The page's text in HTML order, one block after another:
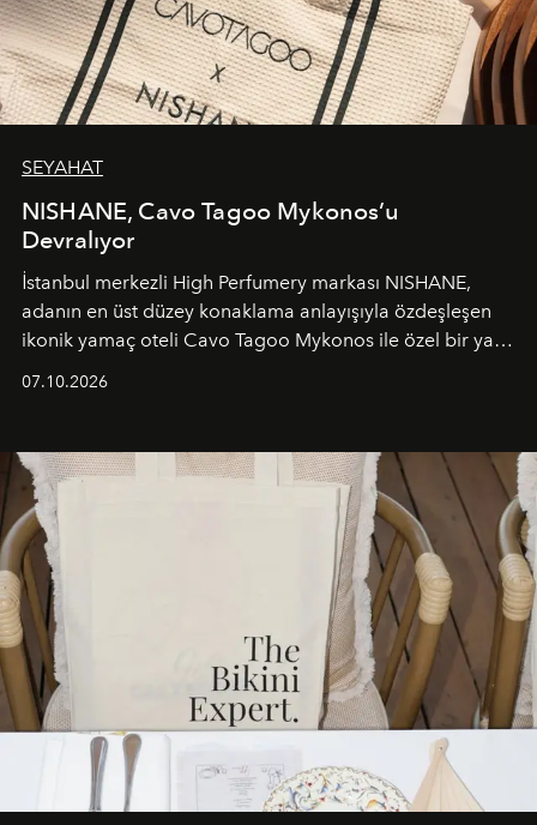
SEYAHAT
NISHANE, Cavo Tagoo Mykonos’u
Devralıyor
İstanbul merkezli High Perfumery markası NISHANE,
adanın en üst düzey konaklama anlayışıyla özdeşleşen
ikonik yamaç oteli Cavo Tagoo Mykonos ile özel bir yaz
buluşturarak markanın Cavo Tagoo’daki varlığını
sürükleyici ve mevsime özel bir deneyime dönüştürüyor.
07.10.2026